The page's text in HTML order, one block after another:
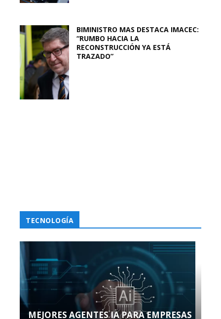
BIMINISTRO MAS DESTACA IMACEC:
“RUMBO HACIA LA
RECONSTRUCCIÓN YA ESTÁ
TRAZADO”
TECNOLOGÍA
MEJORES AGENTES IA PARA EMPRESAS